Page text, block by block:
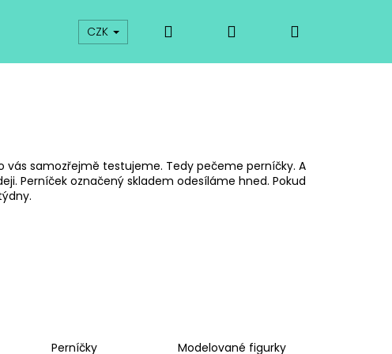
Kurzy Odkazy O vykrajovátkách
CZK Přihlášení
vás samozřejmě testujeme. Tedy pečeme perníčky. A
Perníček označený skladem odesíláme hned. Pokud
Perníčky Modelované figurky